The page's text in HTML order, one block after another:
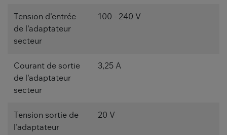
Tension d'entrée
de l'adaptateur
secteur
100 - 240 V
Courant de sortie
de l'adaptateur
secteur
3,25 A
Tension sortie de
l'adaptateur
20 V